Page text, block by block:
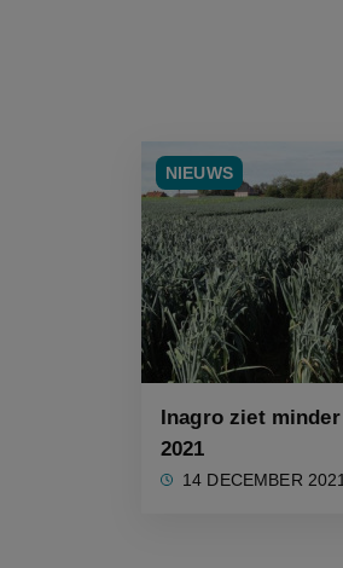
NIEUWS
Inagro ziet
2021
14 DECEMBER